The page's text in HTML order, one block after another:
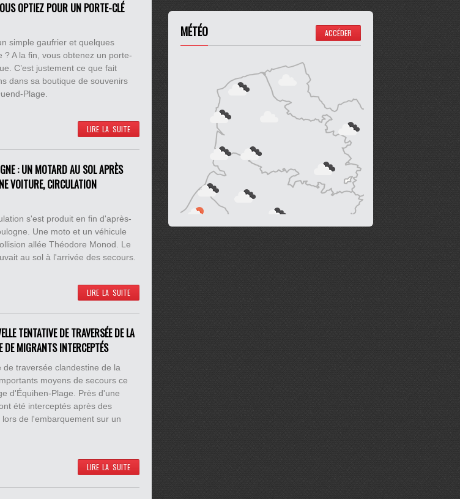
OPTIEZ POUR UN PORTE-CLÉ
simple gaufrier et quelques
? A la fin, vous obtenez un porte-
C’est justement ce que fait
dans sa boutique de souvenirs
Plage.
LIRE LA SUITE
: UN MOTARD AU SOL APRÈS
VOITURE, CIRCULATION
s'est produit en fin d'après-
Une moto et un véhicule
allée Théodore Monod. Le
au sol à l'arrivée des secours.
LIRE LA SUITE
TENTATIVE DE TRAVERSÉE DE LA
DE MIGRANTS INTERCEPTÉS
de traversée clandestine de la
moyens de secours ce
d'Équihen-Plage. Près d'une
été interceptés après des
de l'embarquement sur un
LIRE LA SUITE
MÉTÉO ACCÉDER